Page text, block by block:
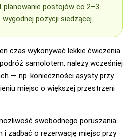
planowanie postojów co 2–3
pozycji siedzącej.
czas wykonywać lekkie ćwiczenia
samolotem, należy wcześniej
— np. konieczności asysty przy
miejsc o większej przestrzeni
swobodnego poruszania
i zadbać o rezerwację miejsc przy